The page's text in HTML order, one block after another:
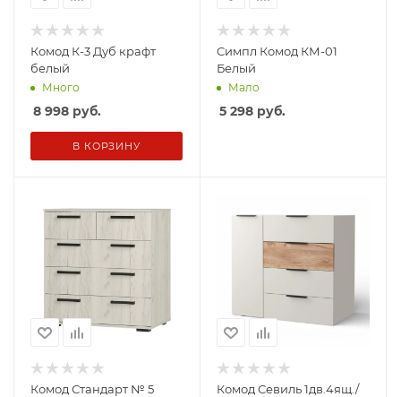
Комод К-3 Дуб крафт
белый
Много
8 998 руб.
В КОРЗИНУ
Симпл Комод КМ-01
Белый
Мало
5 298 руб.
Комод Стандарт № 5
Комод Севиль 1дв.4ящ./